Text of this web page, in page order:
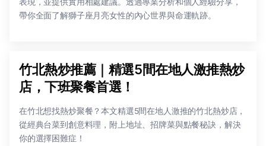
帶你全面了解獅子座月亮女性的內心世界與命運軌跡。
竹北熱炒推薦｜精選5間在地人激推熱炒
店，下班聚餐首選！
在竹北想找熱炒聚餐？本文精選5間在地人激推的竹北熱炒店，
從經典台菜到創意料理，附上地址、招牌菜與點餐秘訣，解決
你的選擇困難症！